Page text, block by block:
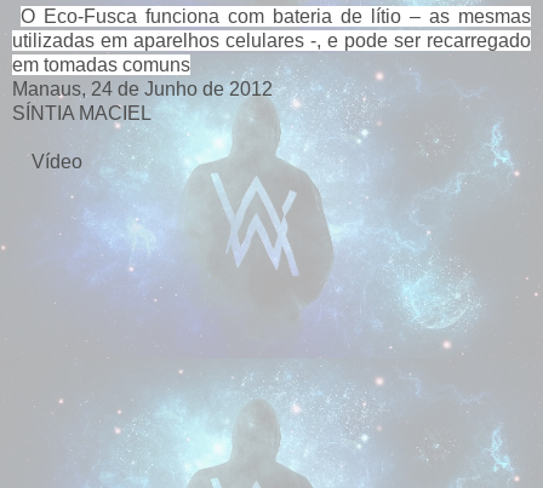
O Eco-Fusca funciona com bateria de lítio – as mesmas
utilizadas em aparelhos celulares -, e pode ser recarregado
em tomadas comuns
Manaus, 24 de Junho de 2012
SÍNTIA MACIEL
Vídeo